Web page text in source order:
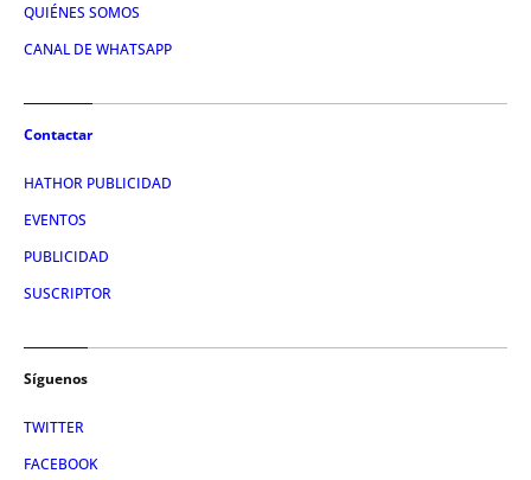
QUIÉNES SOMOS
CANAL DE WHATSAPP
Contactar
HATHOR PUBLICIDAD
EVENTOS
PUBLICIDAD
SUSCRIPTOR
Síguenos
TWITTER
FACEBOOK